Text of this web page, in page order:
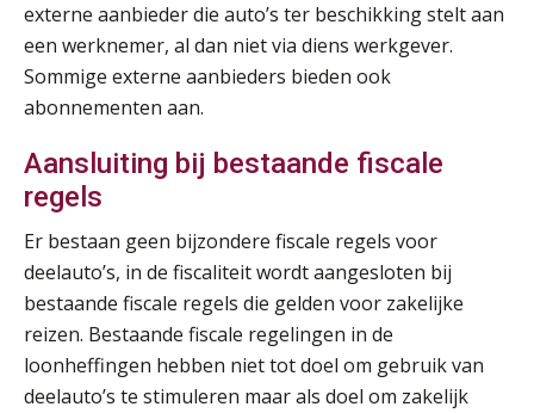
externe aanbieder die auto’s ter beschikking stelt aan
een werknemer, al dan niet via diens werkgever.
Sommige externe aanbieders bieden ook
abonnementen aan.
Aansluiting bij bestaande fiscale
regels
Er bestaan geen bijzondere fiscale regels voor
deelauto’s, in de fiscaliteit wordt aangesloten bij
bestaande fiscale regels die gelden voor zakelijke
reizen. Bestaande fiscale regelingen in de
loonheffingen hebben niet tot doel om gebruik van
deelauto’s te stimuleren maar als doel om zakelijk